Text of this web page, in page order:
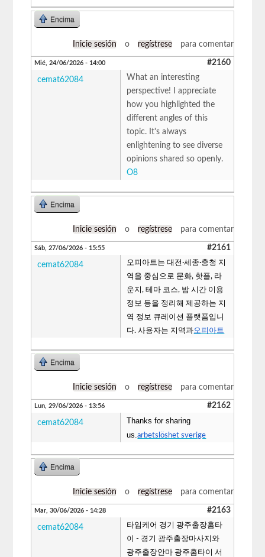
Encima
Inicie sesión o regístrese para comentar
Mié, 24/06/2026 - 14:00 #2160
cemat62084
What an interesting
perspective! I appreciate
how you highlighted the
different angles of this
topic. It's always
enlightening to see diverse
opinions shared so openly.
O8
Encima
Inicie sesión o regístrese para comentar
Sáb, 27/06/2026 - 15:55 #2161
cemat62084
오피아트는 대전·세종·충청 지
역을 중심으로 문화, 핫플, 라
운지, 테마 코스, 밤 시간 이용
정보 등을 정리해 제공하는 지
역 정보 큐레이션 플랫폼입니
다. 사용자는 지역과오피아트
Encima
Inicie sesión o regístrese para comentar
Lun, 29/06/2026 - 13:56 #2162
cemat62084
Thanks for sharing
us.arbetslöshet sverige
Encima
Inicie sesión o regístrese para comentar
Mar, 30/06/2026 - 14:28 #2163
cemat62084
타임케어 경기 광주출장홈타
이 - 경기 광주출장마사지와
광주출장안마 광주홈타이 서